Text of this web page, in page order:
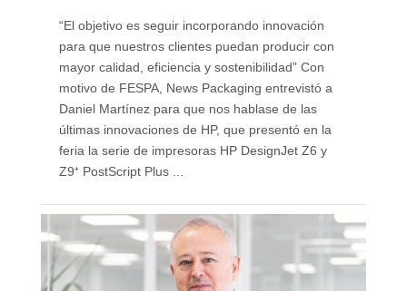
“El objetivo es seguir incorporando innovación
para que nuestros clientes puedan producir con
mayor calidad, eficiencia y sostenibilidad” Con
motivo de FESPA, News Packaging entrevistó a
Daniel Martínez para que nos hablase de las
últimas innovaciones de HP, que presentó en la
feria la serie de impresoras HP DesignJet Z6 y
Z9⁺ PostScript Plus ...